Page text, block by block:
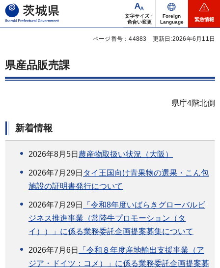
茨城県
文字サイズ・
色合い変更
Foreign
Language
緊急情報
ページ番号：44883 更新日:2026年6月11日
県産品販売課
県庁4階北側
新着情報
2026年8月5日 農産物取扱い状況（大阪）
2026年7月29日 タイ王国向け青果物の選果・こん包
施設の証明書発行について
2026年7月29日
「令和8年度いばらきグローバルビ
ジネス推進事業（常陸牛プロモーション（タ
イ））」に係る業務委託企画提案募集について
2026年7月6日
「令和８年度産地輸出支援事業（ア
ジア・ドイツ：コメ）」に係る業務委託企画提案募